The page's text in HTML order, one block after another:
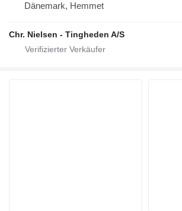
Dänemark, Hemmet
Chr. Nielsen - Tingheden A/S